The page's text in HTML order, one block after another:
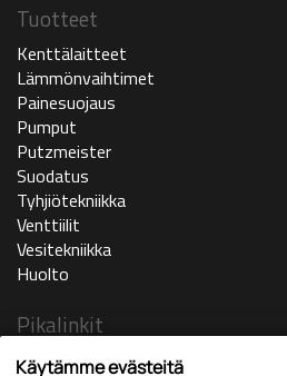
Tuotteet
Kenttälaitteet
Lämmönvaihtimet
Painesuojaus
Pumput
Putzmeister
Suodatus
Tyhjiötekniikka
Venttiilit
Vesitekniikka
Huolto
Pikalinkit
Ajankohtaista
Käytämme evästeitä